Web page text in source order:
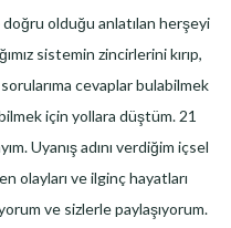
doğru olduğu anlatılan herşeyi
sistemin zincirlerini kırıp,
cevaplar bulabilmek
için yollara düştüm. 21
Uyanış adını verdiğim içsel
olayları ve ilginç hayatları
ve sizlerle paylaşıyorum.